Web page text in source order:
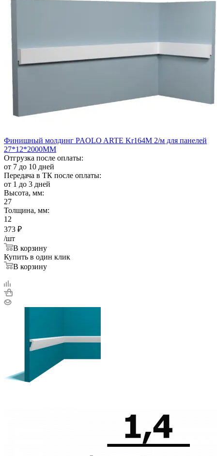
Финишный молдинг PAOLO ARTE Kr164M 2/м для панелей
27*12*2000ММ
Отгрузка после оплаты:
от 7 до 10 дней
Передача в ТК после оплаты:
от 1 до 3 дней
Высота, мм:
27
Толщина, мм:
12
373 ₽
/шт
В корзину
Купить в один клик
В корзину